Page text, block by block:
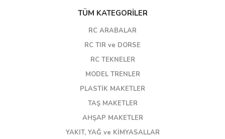
TÜM KATEGORİLER
RC ARABALAR
RC TIR ve DORSE
RC TEKNELER
MODEL TRENLER
PLASTİK MAKETLER
TAŞ MAKETLER
AHŞAP MAKETLER
YAKIT, YAĞ ve KİMYASALLAR